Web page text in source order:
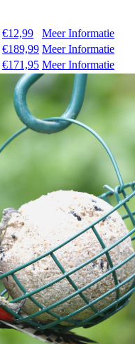
€12,99
Meer Informatie
€189,99 Meer Informatie
€171,95 Meer Informatie